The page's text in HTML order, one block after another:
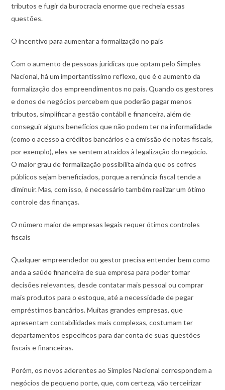
tributos e fugir da burocracia enorme que recheia essas
questões.
O incentivo para aumentar a formalização no país
Com o aumento de pessoas jurídicas que optam pelo Simples
Nacional, há um importantíssimo reflexo, que é o aumento da
formalização dos empreendimentos no país. Quando os gestores
e donos de negócios percebem que poderão pagar menos
tributos, simplificar a gestão contábil e financeira, além de
conseguir alguns benefícios que não podem ter na informalidade
(como o acesso a créditos bancários e a emissão de notas fiscais,
por exemplo), eles se sentem atraídos à legalização do negócio.
O maior grau de formalização possibilita ainda que os cofres
públicos sejam beneficiados, porque a renúncia fiscal tende a
diminuir. Mas, com isso, é necessário também realizar um ótimo
controle das finanças.
O número maior de empresas legais requer ótimos controles
fiscais
Qualquer empreendedor ou gestor precisa entender bem como
anda a saúde financeira de sua empresa para poder tomar
decisões relevantes, desde contatar mais pessoal ou comprar
mais produtos para o estoque, até a necessidade de pegar
empréstimos bancários. Muitas grandes empresas, que
apresentam contabilidades mais complexas, costumam ter
departamentos específicos para dar conta de suas questões
fiscais e financeiras.
Porém, os novos aderentes ao Simples Nacional correspondem a
negócios de pequeno porte, que, com certeza, vão terceirizar